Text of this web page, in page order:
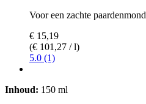
Voor een zachte paardenmond
€ 15,19
(€ 101,27 / l)
5.0 (1)
Inhoud: 150 ml